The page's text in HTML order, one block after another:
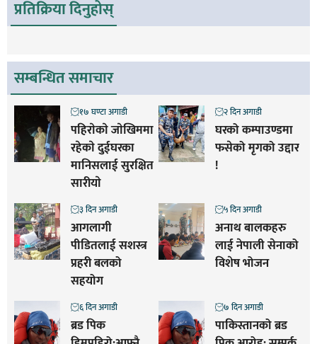
प्रतिक्रिया दिनुहोस्
सम्बन्धित समाचार
पहिराेकाे जाेखिममा
रहेकाे दुईघरका
मानिसलाई सुरक्षित
सारीयाे
१७ घण्टा अगाडी
घरको कम्पाउण्डमा
फसेको मृगको उद्दार
!
२ दिन अगाडी
आगलागी
पीडितलाई सशस्त्र
प्रहरी बलको
सहयोग
३ दिन अगाडी
अनाथ बालकहरु
लाई नेपाली सेनाको
विशेष भोजन
५ दिन अगाडी
ब्रड पिक
६ दिन अगाडी
पाकिस्तानको ब्रड
७ दिन अगाडी